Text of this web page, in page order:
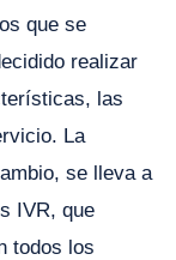
que se
realizar
las
La
se lleva a
IVR, que
todos los